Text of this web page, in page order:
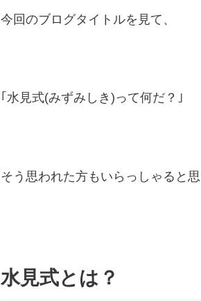
今回のブログタイトルを見て、
｢水見式(みずみしき)って何だ？｣
そう思われた方もいらっしゃると思
水見式とは？